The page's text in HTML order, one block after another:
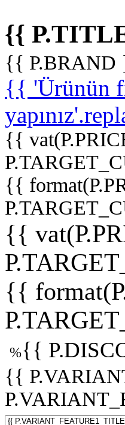
{{
{{ P.BRAND
{{ 'Ürünün
{{
{{
{{
{{
%{{
{{